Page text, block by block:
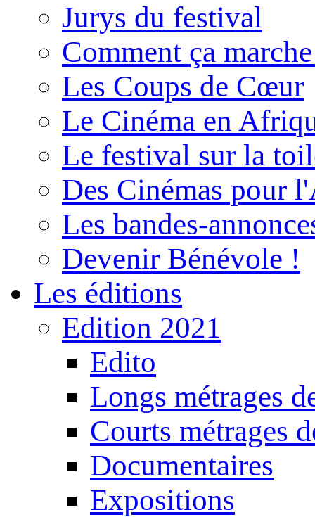
Jurys du festival
Comment ça
Les Coups de Cœur
Le Cinéma en
Le festival sur la
Des Cinémas pour
Les bandes-
Devenir Bénévole !
Les éditions
Edition 2021
Edito
Longs métrages
Courts métrages
Documentaires
Expositions